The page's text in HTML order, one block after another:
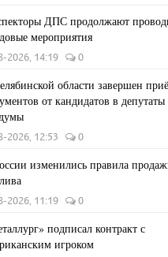
ДПС продолжают
мероприятия
2026, 14:19 0
области завершен
от кандидатов в депутаты
2026, 12:53 0
изменились правила
2026, 11:19 0
подписал контракт с
игроком